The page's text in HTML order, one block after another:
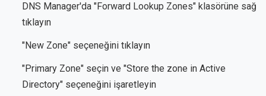
DNS Manager'da "Forward Lookup Zones" klasörüne sağ
tıklayın
"New Zone" seçeneğini tıklayın
"Primary Zone" seçin ve "Store the zone in Active
Directory" seçeneğini işaretleyin